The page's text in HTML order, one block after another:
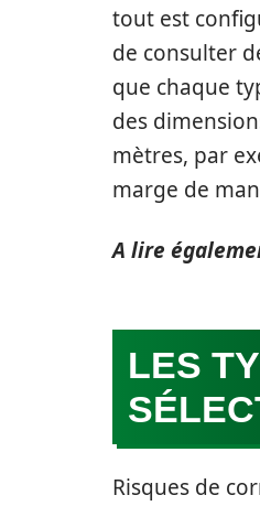
tout est
de consulter
que chaque
des
mètres, par
marge de
A lire
LES
Risques de